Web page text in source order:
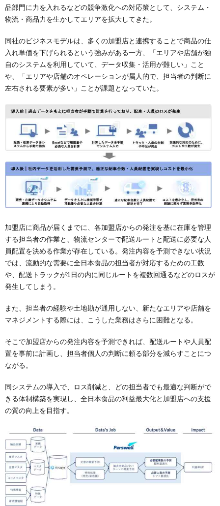
品部門に力を入れるなどの競争激化への対応策として、システム・
物流・商品力を生かしてエリアを拡大してきた。
同社のビジネスモデルは、多くの加盟店と連携することで商品の仕
入れ単価を下げられるという強みがある一方、「エリアや店舗が独
自のシステムを利用していて、データ収集・活用が難しい」こと
や、「エリアや店舗のオペレーションが属人的で、担当者の判断に
左右される要素が多い」ことが課題となっていた。
加盟店に商品が届くまでに、各加盟店からの発注を基に在庫を管理
する担当者の作業と、物流センターで配送ルートと配送に必要な人
員配置を決める作業が存在している。発注内容を予測できない状況
では、流動的な需要に全日本食品の担当者が対応するための工数
や、配送トラックが1日の内に同じルートを複数回通るなどのロスが
発生してしまう。
また、担当者の経験や土地勘が通用しない、新たなエリアや店舗を
マネジメントする際には、こうした業務はさらに困難となる。
そこで加盟店からの発注内容を予測できれば、配送ルートや人員配
置を事前に計画し、担当者個人の判断に頼る部分を減らすことにつ
ながる。
同システムの導入で、ロス削減と、どの担当者でも最適な判断がで
きる体制構築を実現し、全日本食品の利益最大化と加盟店への支援
の質の向上を目指す。